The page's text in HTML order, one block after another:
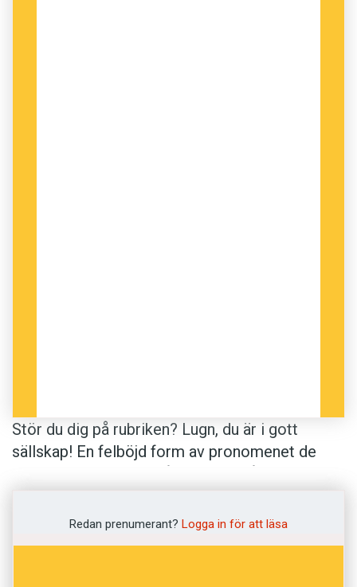
Stör du dig på rubriken? Lugn, du är i gott
sällskap! En felböjd form av pronomenet de
Stockholm. I en tävling hade meningen ”De har
suttit i riksdagen för Folkpartiet i 18 år” skrivits
Redan prenumerant? Logga in för att läsa